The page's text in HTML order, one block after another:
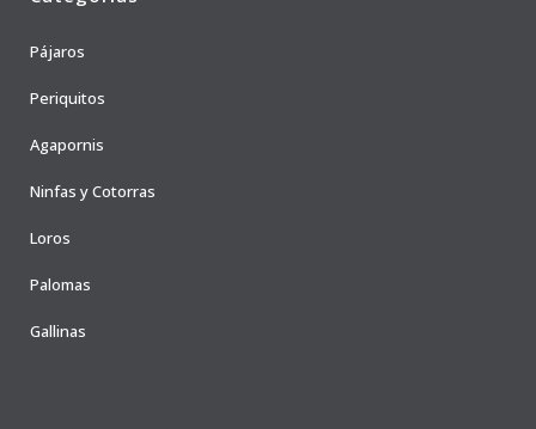
Pájaros
Periquitos
Agapornis
Ninfas y Cotorras
Loros
Palomas
Gallinas